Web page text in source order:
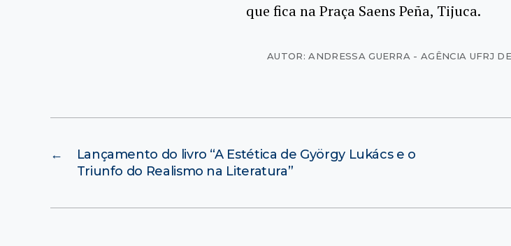
que fica na Praça Saens Peña, Tijuca.
AUTOR: ANDRESSA GUERRA - AGÊNCIA UFRJ
←
Lançamento do livro “A Estética de György Lukács e o
Triunfo do Realismo na Literatura”